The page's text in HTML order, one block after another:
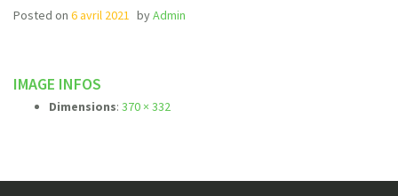
Posted on 6 avril 2021 byAdmin
IMAGE INFOS
Dimensions: 370 × 332